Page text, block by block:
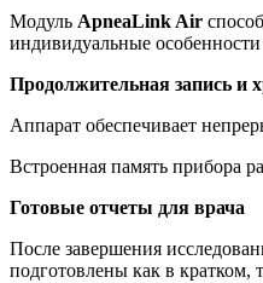
Модуль ApneaLink Air
индивидуальные
Продолжительная запись и
Аппарат обеспечивает
Встроенная память прибора
Готовые отчеты для врача
После завершения
подготовлены как в кратком,